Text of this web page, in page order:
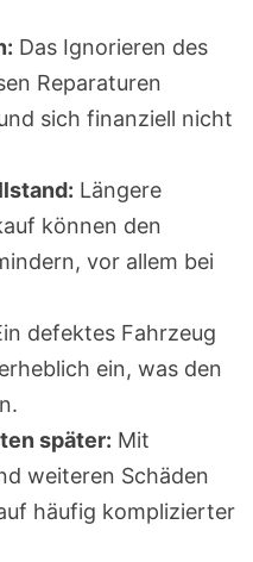
Das Ignorieren des
Reparaturen
sich finanziell nicht
Längere
können den
vor allem bei
defektes Fahrzeug
ein, was den
später: Mit
weiteren Schäden
häufig komplizierter